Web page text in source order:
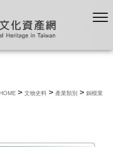
HOME > 文物史料 > 產業類別 > 銅模業